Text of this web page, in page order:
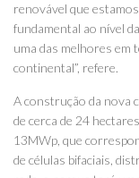
renovável que
fundamental ao nível
uma das melhores em
continental”, refere.
A construção da nova
de cerca de 24
13MWp, que
de células bifaciais,